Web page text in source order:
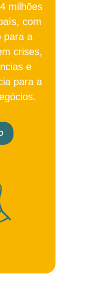
milhões
com
para a
crises,
e
para a